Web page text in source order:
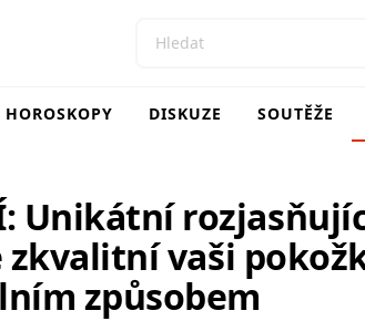
HOROSKOPY DISKUZE SOUTĚŽE
Unikátní
vaši
způsobem